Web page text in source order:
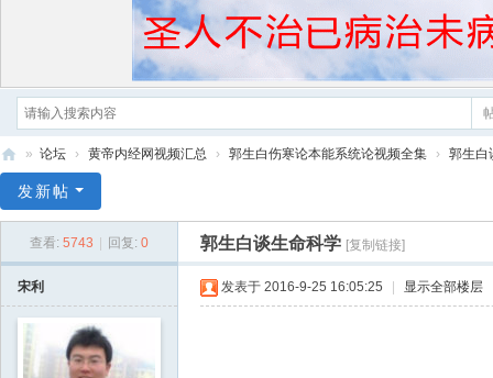
帝
» 论坛 › 黄帝内经网视频汇总 › 郭生白伤寒论本能系统论视频全集 › 郭生白
发新帖
查看: 5743 回复: 0 郭生白谈生命科学 [复制链接]
宋利 发表于 2016-9-25 16:05:25 显示全部楼层